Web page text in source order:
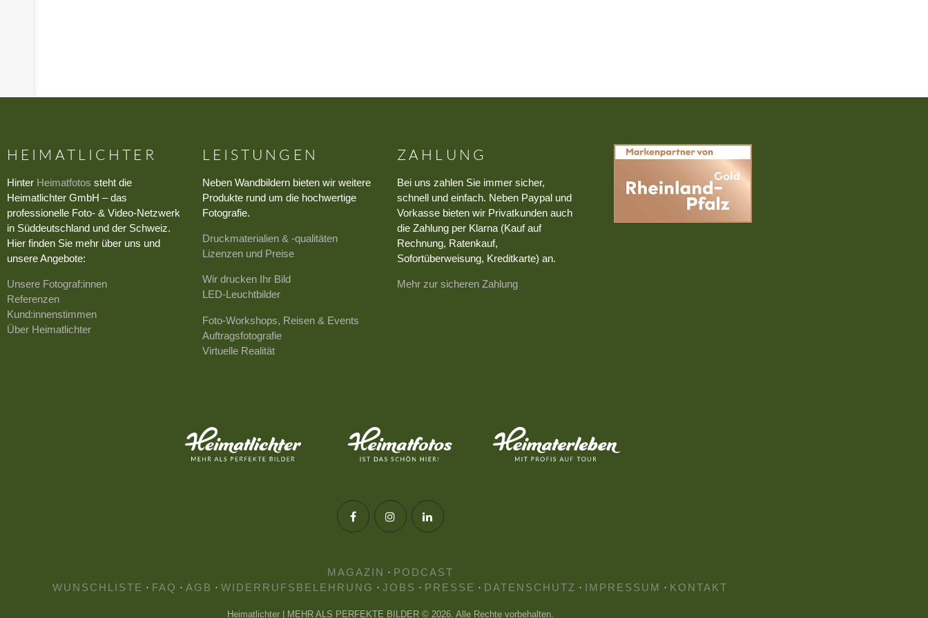
HEIMATLICHTER
Hinter Heimatfotos steht die
Heimatlichter GmbH – das
professionelle Foto- & Video-Netzwerk
in Süddeutschland und der Schweiz.
Hier finden Sie mehr über uns und
unsere Angebote:
Unsere Fotograf:innen
Referenzen
Kund:innenstimmen
Über Heimatlichter
LEISTUNGEN
Neben Wandbildern bieten wir weitere
Produkte rund um die hochwertige
Fotografie.
Druckmaterialien & -qualitäten
Lizenzen und Preise
Wir drucken Ihr Bild
LED-Leuchtbilder
Foto-Workshops, Reisen & Events
Auftragsfotografie
Virtuelle Realität
ZAHLUNG
Bei uns zahlen Sie immer sicher,
schnell und einfach. Neben Paypal und
Vorkasse bieten wir Privatkunden auch
die Zahlung per Klarna (Kauf auf
Rechnung, Ratenkauf,
Sofortüberweisung, Kreditkarte) an.
Mehr zur sicheren Zahlung
MAGAZIN · PODCAST
WUNSCHLISTE · FAQ · AGB · WIDERRUFSBELEHRUNG · JOBS · PRESSE · DATENSCHUTZ · IMPRESSUM · KONTAKT
Heimatlichter | MEHR ALS PERFEKTE BILDER © 2026. Alle Rechte vorbehalten.